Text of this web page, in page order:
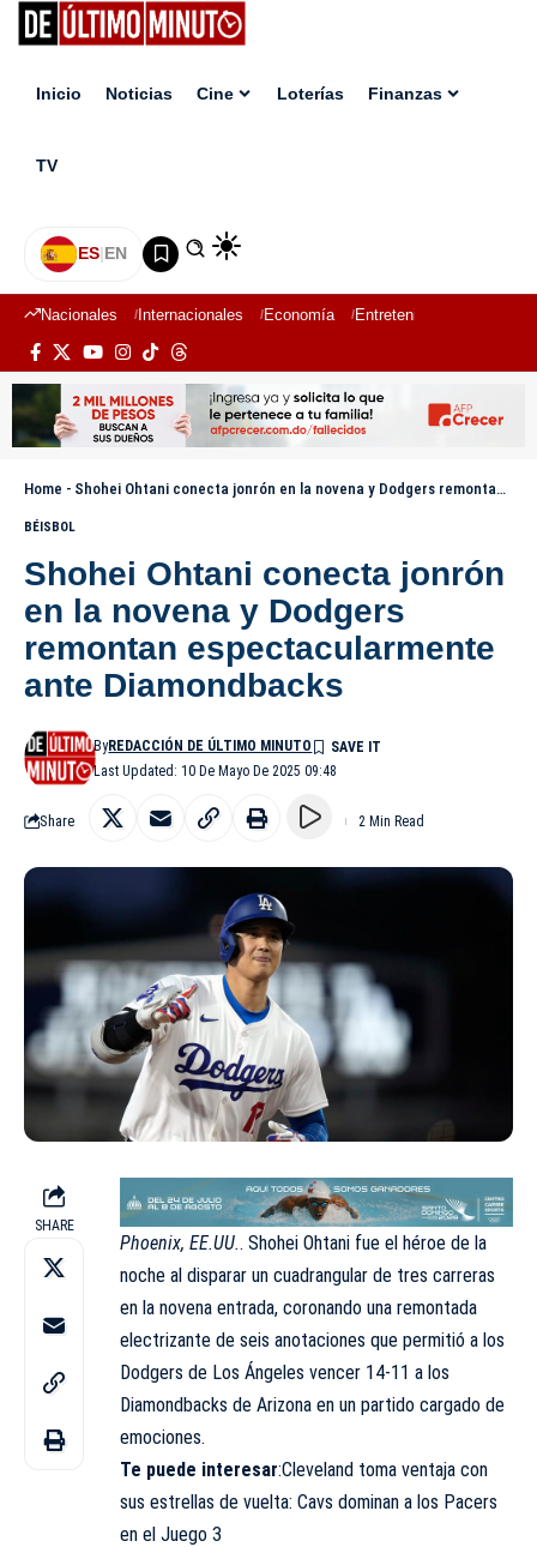
Inicio Noticias Cine Loterías Finanzas
TV
ES|EN
Nacionales Internacionales Economía Entretenimiento
Home - Shohei Ohtani conecta jonrón en la novena y Dodgers remontan espectacularmente ante Diamondbacks
BÉISBOL
Shohei Ohtani conecta jonrón
en la novena y Dodgers
remontan espectacularmente
ante Diamondbacks
Last Updated: 10 De Mayo De 2025 09:48
ByREDACCIÓN DE ÚLTIMO MINUTO
Share 2 Min Read
SHARE
Phoenix, EE.UU.. Shohei Ohtani fue el héroe de la
noche al disparar un cuadrangular de tres carreras
en la novena entrada, coronando una remontada
electrizante de seis anotaciones que permitió a los
Dodgers de Los Ángeles vencer 14-11 a los
Diamondbacks de Arizona en un partido cargado de
emociones.
Te puede interesar:Cleveland toma ventaja con
sus estrellas de vuelta: Cavs dominan a los Pacers
en el Juego 3